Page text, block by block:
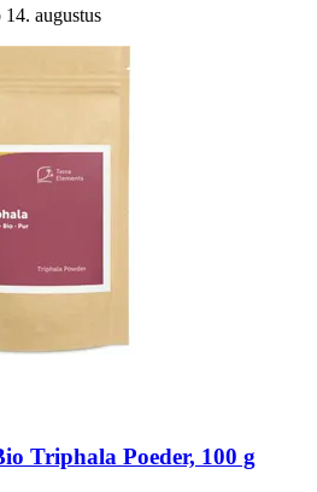
augustus
Triphala Poeder, 100 g